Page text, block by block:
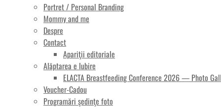
Portret / Personal Branding
Mommy and me
Despre
Contact
Apariţii editoriale
Alăptarea e Iubire
ELACTA Breastfeeding Conference 2026 — Photo
Voucher-Cadou
Programări şedinţe foto